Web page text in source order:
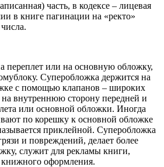
часть, в кодексе – лицевая
в книге пагинации на «ректо»
переплет или на основную обложку,
Суперобложка держится на
с помощью клапанов – широких
на внутреннюю сторону передней и
или основной обложки. Иногда
по корешку к основной обложке
приклейной. Суперобложка
и повреждений, делает более
служит для рекламы книги,
книжного оформления.